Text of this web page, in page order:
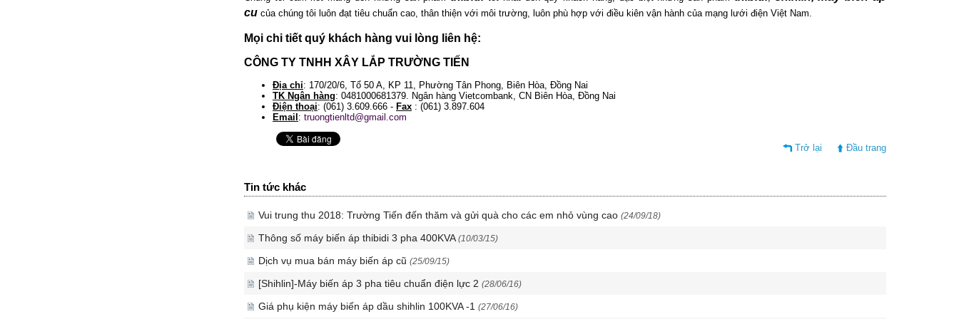
cu của chúng tôi luôn đạt tiêu chuẩn cao, thân thiện với môi trường, luôn phù hợp với điều kiên vận hành của mạng lưới điện Việt Nam.
Mọi chi tiết quý khách hàng vui lòng liên hệ:
CÔNG TY TNHH XÂY LẮP TRƯỜNG TIẾN
Địa chỉ: 170/20/6, Tổ 50 A, KP 11, Phường Tân Phong, Biên Hòa, Đồng Nai
TK Ngân hàng: 0481000681379. Ngân hàng Vietcombank, CN Biên Hòa, Đồng Nai
Điện thoại: (061) 3.609.666 - Fax : (061) 3.897.604
Email : truongtienltd@gmail.com
Trở lại Đầu trang
Tin tức khác
Vui trung thu 2018: Trường Tiến đến thăm và gửi quà cho các em nhỏ vùng cao (24/09/18)
Thông số máy biến áp thibidi 3 pha 400KVA(10/03/15)
Dịch vụ mua bán máy biến áp cũ (25/09/15)
[Shihlin]-Máy biến áp 3 pha tiêu chuẩn điện lực 2 (28/06/16)
Giá phụ kiện máy biến áp dầu shihlin 100KVA -1 (27/06/16)